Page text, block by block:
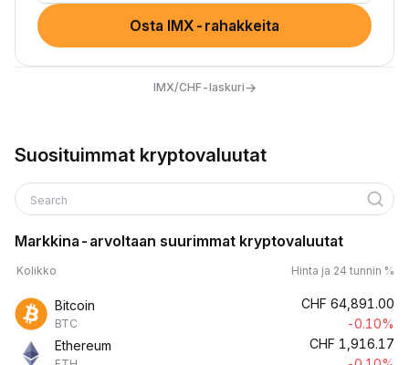
Osta IMX-rahakkeita
IMX/CHF-laskuri→
Suosituimmat kryptovaluutat
Search
Markkina-arvoltaan suurimmat kryptovaluutat
Kolikko Hinta ja 24 tunnin %
Bitcoin
BTC
CHF 64,891.00
-0.10%
Ethereum
CHF 1,916.17